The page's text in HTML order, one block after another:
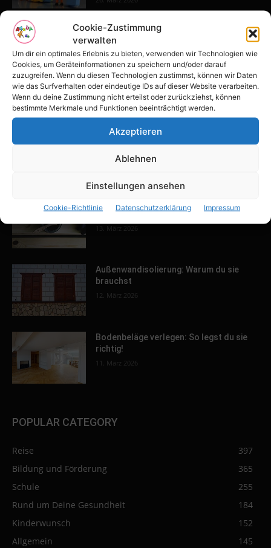
Cookie-Zustimmung
verwalten
Um dir ein optimales Erlebnis zu bieten, verwenden wir Technologien wie
Cookies, um Geräteinformationen zu speichern und/oder darauf
zuzugreifen. Wenn du diesen Technologien zustimmst, können wir Daten
wie das Surfverhalten oder eindeutige IDs auf dieser Website verarbeiten.
Wenn du deine Zustimmung nicht erteilst oder zurückziehst, können
bestimmte Merkmale und Funktionen beeinträchtigt werden.
Akzeptieren
Ablehnen
Einstellungen ansehen
Cookie-Richtlinie Datenschutzerklärung Impressum
POPULAR POSTS
Tulpenfest läutet Frühling in Potsdam
ein
16. April 2026
Familien-Paradies an der Adria
dein Zuhause
13. März 2026
Außenwandisolierung: Warum du sie
brauchst
12. März 2026
Bodenbeläge verlegen: So legst du sie
richtig!
11. März 2026
POPULAR CATEGORY
Reise
397
Bildung und Förderung
365
Schule
255
Rund um Deine Gesundheit
184
Kinderwunsch
152
Allgemein
145